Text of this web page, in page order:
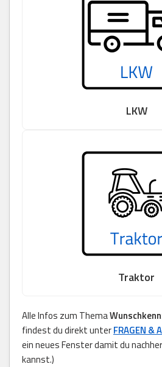
LKW
Traktor
Alle Infos zum Thema
findest du direkt unterFRAGEN &
ein neues Fenster damit du
kannst.)